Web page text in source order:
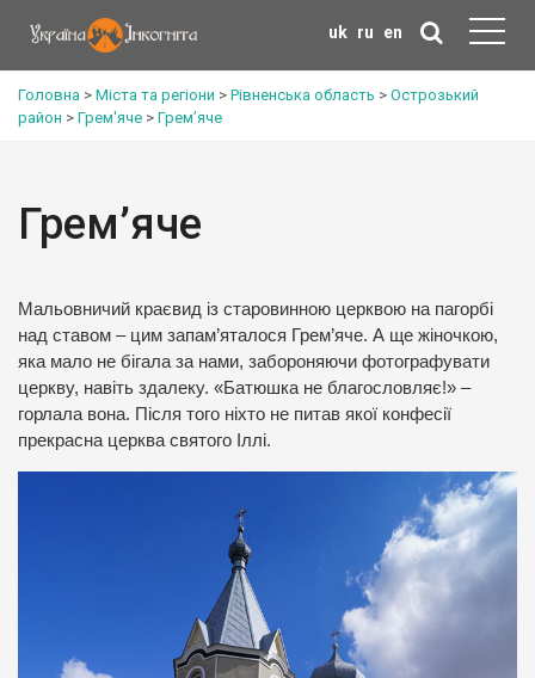
uk ru en
Головна > Міста та регіони > Рівненська область > Острозький
район > Грем'яче > Грем’яче
Грем’яче
Мальовничий краєвид із старовинною церквою на пагорбі
над ставом – цим запам’яталося Грем’яче. А ще жіночкою,
яка мало не бігала за нами, забороняючи фотографувати
церкву, навіть здалеку. «Батюшка не благословляє!» –
горлала вона. Після того ніхто не питав якої конфесії
прекрасна церква святого Іллі.